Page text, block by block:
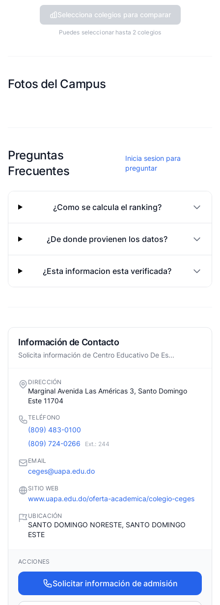
Selecciona colegios para comparar
Puedes seleccionar hasta 2 colegios
Fotos del Campus
Preguntas
Frecuentes
Inicia sesion para
preguntar
¿Como se calcula el ranking?
¿De donde provienen los datos?
¿Esta informacion esta verificada?
Información de Contacto
Solicita información de Centro Educativo De Es...
DIRECCIÓN
Marginal Avenida Las Américas 3, Santo Domingo
Este 11704
TELÉFONO
(809) 483-0100
(809) 724-0266
Ext.: 244
EMAIL
ceges@uapa.edu.do
SITIO WEB
www.uapa.edu.do/oferta-academica/colegio-ceges
UBICACIÓN
SANTO DOMINGO NORESTE, SANTO DOMINGO
ESTE
ACCIONES
Solicitar información de admisión